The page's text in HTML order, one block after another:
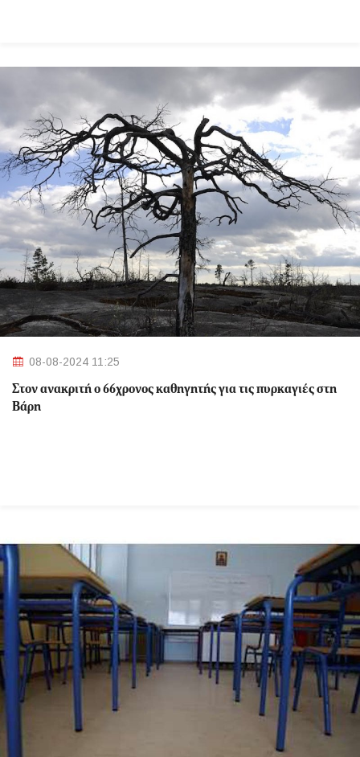
08-08-2024 11:25
Στον ανακριτή ο 66χρονος καθηγητής για τις πυρκαγιές στη
Βάρη